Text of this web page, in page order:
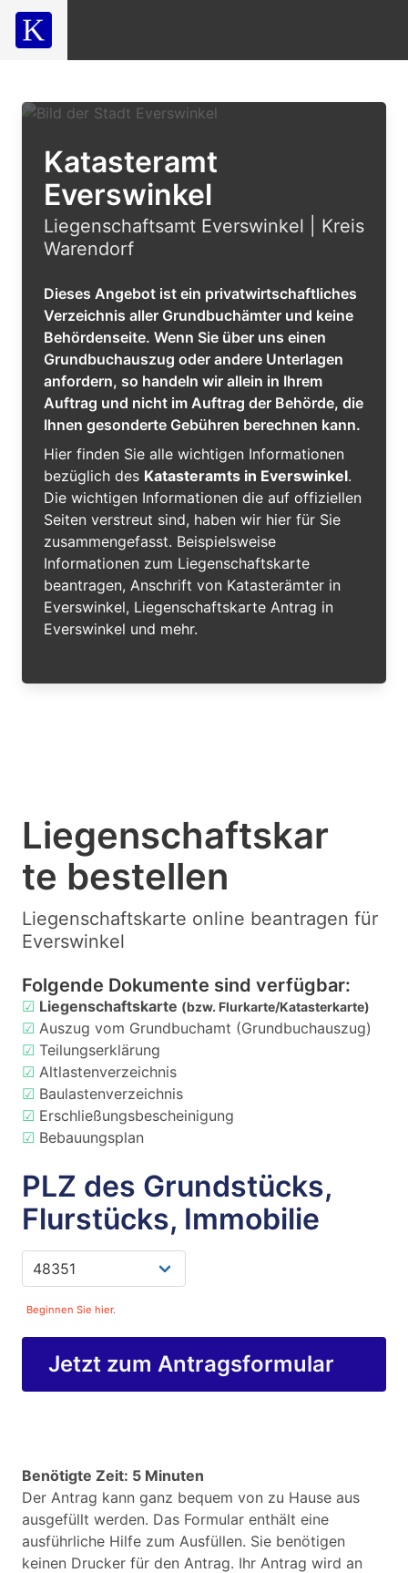
Katasteramt
Everswinkel
Liegenschaftsamt Everswinkel | Kreis
Warendorf
Dieses Angebot ist ein privatwirtschaftliches
Verzeichnis aller Grundbuchämter und keine
Behördenseite. Wenn Sie über uns einen
Grundbuchauszug oder andere Unterlagen
anfordern, so handeln wir allein in Ihrem
Auftrag und nicht im Auftrag der Behörde, die
Ihnen gesonderte Gebühren berechnen kann.
Hier finden Sie alle wichtigen Informationen
bezüglich des Katasteramts in Everswinkel.
Die wichtigen Informationen die auf offiziellen
Seiten verstreut sind, haben wir hier für Sie
zusammengefasst. Beispielsweise
Informationen zum Liegenschaftskarte
beantragen, Anschrift von Katasterämter in
Everswinkel, Liegenschaftskarte Antrag in
Everswinkel und mehr.
Liegenschaftskar
te bestellen
Liegenschaftskarte online beantragen für
Everswinkel
Folgende Dokumente sind verfügbar:
☑ Liegenschaftskarte (bzw. Flurkarte/Katasterkarte)
☑ Auszug vom Grundbuchamt (Grundbuchauszug)
☑ Teilungserklärung
☑ Altlastenverzeichnis
☑ Baulastenverzeichnis
☑ Erschließungsbescheinigung
☑ Bebauungsplan
PLZ des Grundstücks,
Flurstücks, Immobilie
Beginnen Sie hier.
Jetzt zum Antragsformular
Benötigte Zeit: 5 Minuten
Der Antrag kann ganz bequem von zu Hause aus
ausgefüllt werden. Das Formular enthält eine
ausführliche Hilfe zum Ausfüllen. Sie benötigen
keinen Drucker für den Antrag. Ihr Antrag wird an